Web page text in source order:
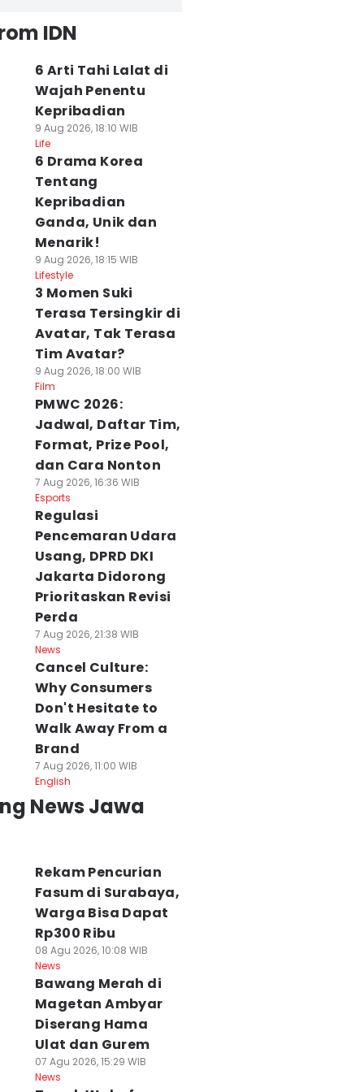
IDN
6 Arti Tahi Lalat di
Wajah Penentu
Kepribadian
9 Aug 2026, 18:10 WIB
Life
6 Drama Korea
Tentang
Kepribadian
Ganda, Unik dan
Menarik!
9 Aug 2026, 18:15 WIB
Lifestyle
3 Momen Suki
Terasa Tersingkir di
Avatar, Tak Terasa
Tim Avatar?
9 Aug 2026, 18:00 WIB
Film
PMWC 2026:
Jadwal, Daftar Tim,
Format, Prize Pool,
dan Cara Nonton
7 Aug 2026, 16:36 WIB
Esports
Regulasi
Pencemaran Udara
Usang, DPRD DKI
Jakarta Didorong
Prioritaskan Revisi
Perda
7 Aug 2026, 21:38 WIB
News
Cancel Culture:
Why Consumers
Don't Hesitate to
Walk Away From a
Brand
7 Aug 2026, 11:00 WIB
English
News Jawa
Rekam Pencurian
Fasum di Surabaya,
Warga Bisa Dapat
Rp300 Ribu
08 Agu 2026, 10:08 WIB
News
Bawang Merah di
Magetan Ambyar
Diserang Hama
Ulat dan Gurem
07 Agu 2026, 15:29 WIB
News